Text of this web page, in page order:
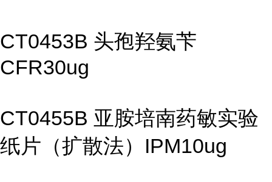
CT0453B 头孢羟氨苄
CFR30ug
CT0455B 亚胺培南药敏实验
纸片（扩散法）IPM10ug